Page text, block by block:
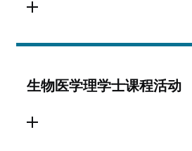
生物医学理学士课程活动